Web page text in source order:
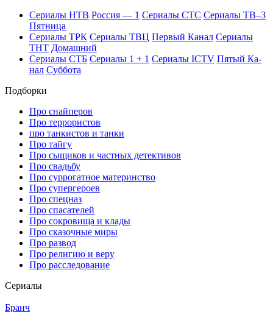
Се­риа­лы НТВ Рос­сия — 1 Се­риа­лы СТС Се­риа­лы ТВ–3
Пят­ни­ца
Се­риа­лы ТРК Се­риа­лы ТВЦ Пер­вый Ка­нал Се­риа­лы
ТНТ До­маш­ний
Се­риа­лы СТБ Се­риа­лы 1 + 1 Се­риа­лы ICTV Пя­тый Ка­
нал Суб­бо­та
Подборки
Про снайперов
Про террористов
про танкистов и танки
Про тайгу
Про сыщиков и частных детективов
Про свадьбу
Про суррогатное материнство
Про супергероев
Про спецназ
Про спасателей
Про сокровища и клады
Про сказочные миры
Про развод
Про религию и веру
Про расследование
Се­риа­лы
Бранч